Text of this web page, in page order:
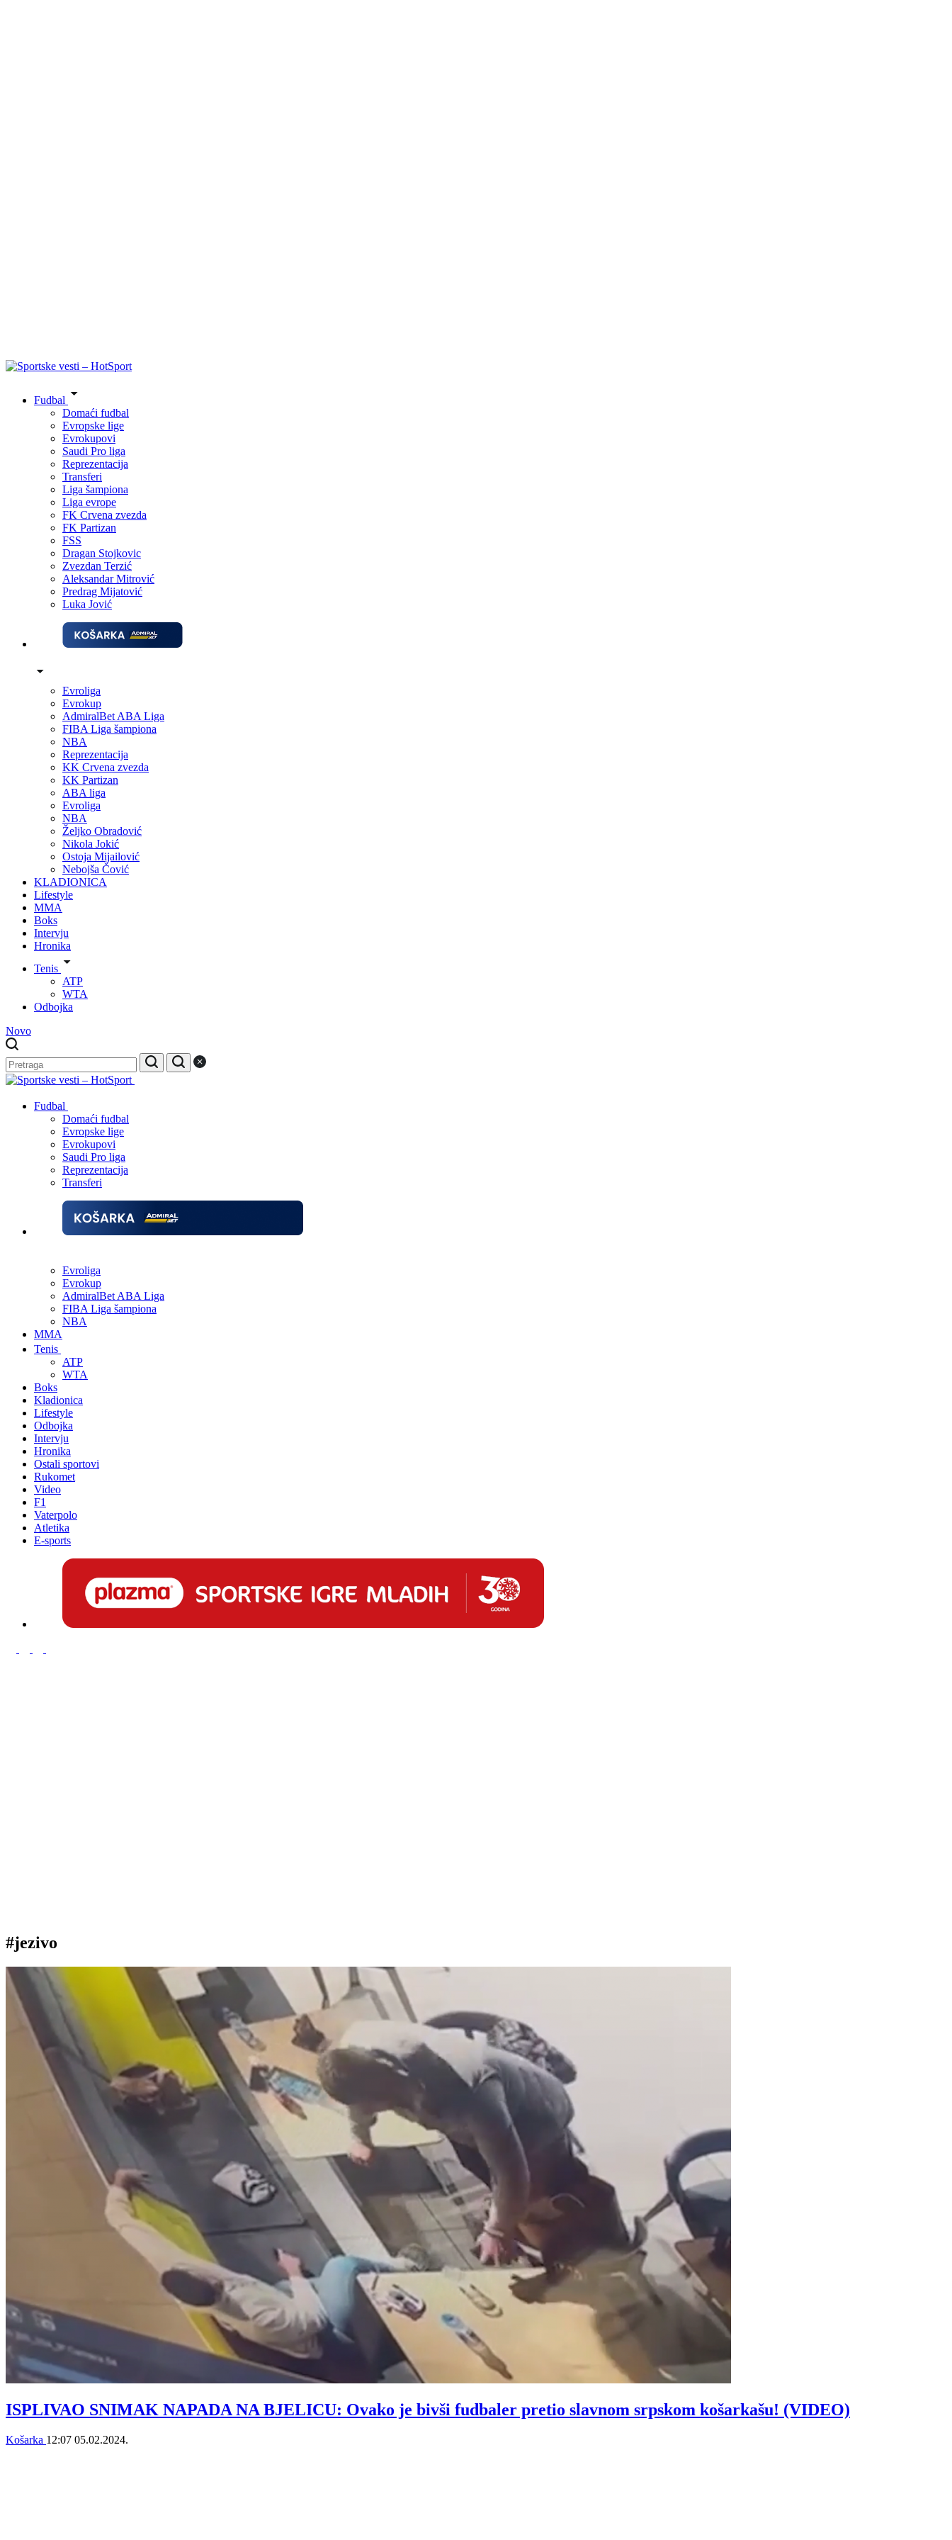
Fudbal
Domaći fudbal
Evropske lige
Evrokupovi
Saudi Pro liga
Reprezentacija
Transferi
Liga šampiona
Liga evrope
FK Crvena zvezda
FK Partizan
FSS
Dragan Stojkovic
Zvezdan Terzić
Aleksandar Mitrović
Predrag Mijatović
Luka Jović
Evroliga
Evrokup
AdmiralBet ABA Liga
FIBA Liga šampiona
NBA
Reprezentacija
KK Crvena zvezda
KK Partizan
ABA liga
Evroliga
NBA
Željko Obradović
Nikola Jokić
Ostoja Mijailović
Nebojša Čović
KLADIONICA
Lifestyle
MMA
Boks
Intervju
Hronika
Tenis
ATP
WTA
Odbojka
Novo
Fudbal
Domaći fudbal
Evropske lige
Evrokupovi
Saudi Pro liga
Reprezentacija
Transferi
Evroliga
Evrokup
AdmiralBet ABA Liga
FIBA Liga šampiona
NBA
MMA
Tenis
ATP
WTA
Boks
Kladionica
Lifestyle
Odbojka
Intervju
Hronika
Ostali sportovi
Rukomet
Video
F1
Vaterpolo
Atletika
E-sports
#jezivo
ISPLIVAO SNIMAK NAPADA NA BJELICU: Ovako je bivši fudbaler pretio slavnom srpskom košarkašu! (VIDEO)
Košarka 12:07 05.02.2024.